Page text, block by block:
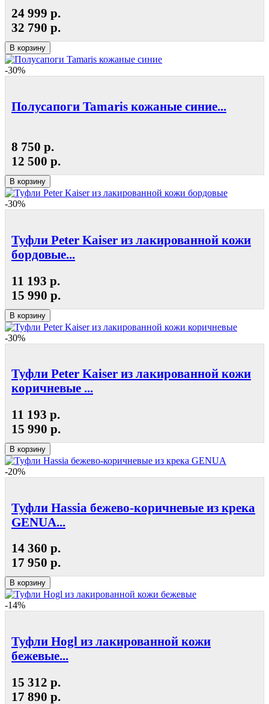
24 999 р.
32 790 р.
В корзину
-30%
Полусапоги Tamaris кожаные синие...
8 750 р.
12 500 р.
В корзину
-30%
Туфли Peter Kaiser из лакированной кожи
бордовые...
11 193 р.
15 990 р.
В корзину
-30%
Туфли Peter Kaiser из лакированной кожи
коричневые ...
11 193 р.
15 990 р.
В корзину
-20%
Туфли Hassia бежево-коричневые из крека
GENUA...
14 360 р.
17 950 р.
В корзину
-14%
Туфли Hogl из лакированной кожи
бежевые...
15 312 р.
17 890 р.